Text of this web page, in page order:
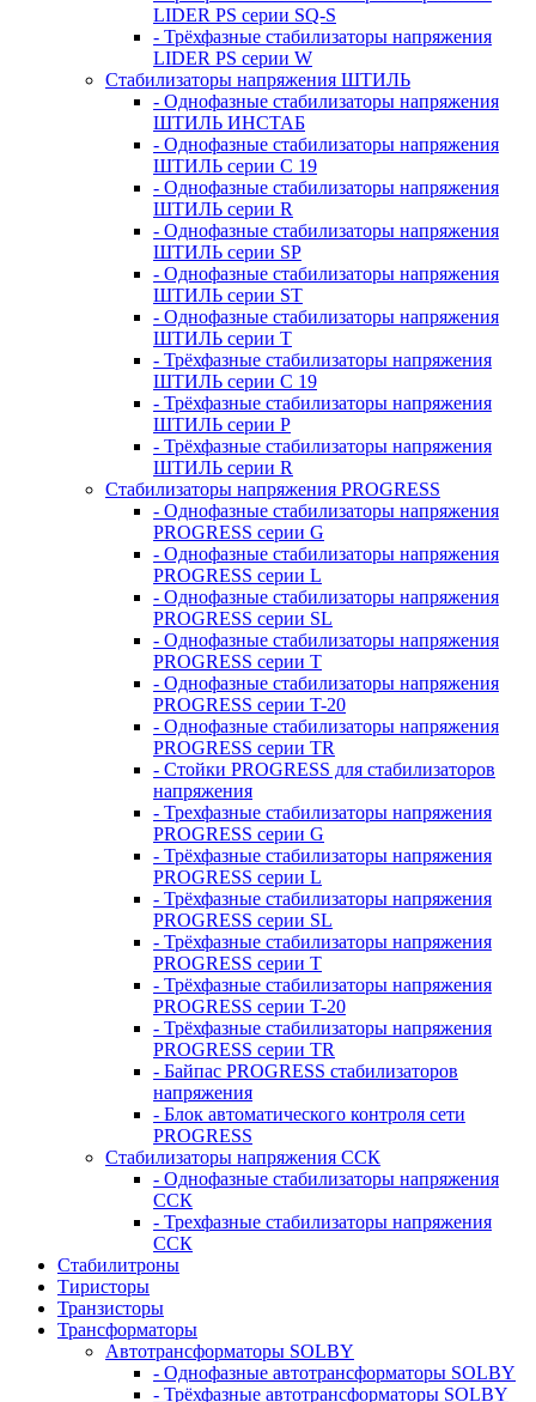
LIDER PS серии SQ-S
- Трёхфазные стабилизаторы напряжения
LIDER PS серии W
Стабилизаторы напряжения ШТИЛЬ
- Однофазные стабилизаторы напряжения
ШТИЛЬ ИНСТАБ
- Однофазные стабилизаторы напряжения
ШТИЛЬ серии C 19
- Однофазные стабилизаторы напряжения
ШТИЛЬ серии R
- Однофазные стабилизаторы напряжения
ШТИЛЬ серии SP
- Однофазные стабилизаторы напряжения
ШТИЛЬ серии ST
- Однофазные стабилизаторы напряжения
ШТИЛЬ серии T
- Трёхфазные стабилизаторы напряжения
ШТИЛЬ серии C 19
- Трёхфазные стабилизаторы напряжения
ШТИЛЬ серии P
- Трёхфазные стабилизаторы напряжения
ШТИЛЬ серии R
Стабилизаторы напряжения PROGRESS
- Однофазные стабилизаторы напряжения
PROGRESS серии G
- Однофазные стабилизаторы напряжения
PROGRESS серии L
- Однофазные стабилизаторы напряжения
PROGRESS серии SL
- Однофазные стабилизаторы напряжения
PROGRESS серии T
- Однофазные стабилизаторы напряжения
PROGRESS серии T-20
- Однофазные стабилизаторы напряжения
PROGRESS серии TR
- Стойки PROGRESS для стабилизаторов
напряжения
- Трехфазные стабилизаторы напряжения
PROGRESS серии G
- Трёхфазные стабилизаторы напряжения
PROGRESS серии L
- Трёхфазные стабилизаторы напряжения
PROGRESS серии SL
- Трёхфазные стабилизаторы напряжения
PROGRESS серии T
- Трёхфазные стабилизаторы напряжения
PROGRESS серии T-20
- Трёхфазные стабилизаторы напряжения
PROGRESS серии TR
- Байпас PROGRESS стабилизаторов
напряжения
- Блок автоматического контроля сети
PROGRESS
Стабилизаторы напряжения ССК
- Однофазные стабилизаторы напряжения
ССК
- Трехфазные стабилизаторы напряжения
ССК
Стабилитроны
Тиристоры
Транзисторы
Трансформаторы
Автотрансформаторы SOLBY
- Однофазные автотрансформаторы SOLBY
- Трёхфазные автотрансформаторы SOLBY